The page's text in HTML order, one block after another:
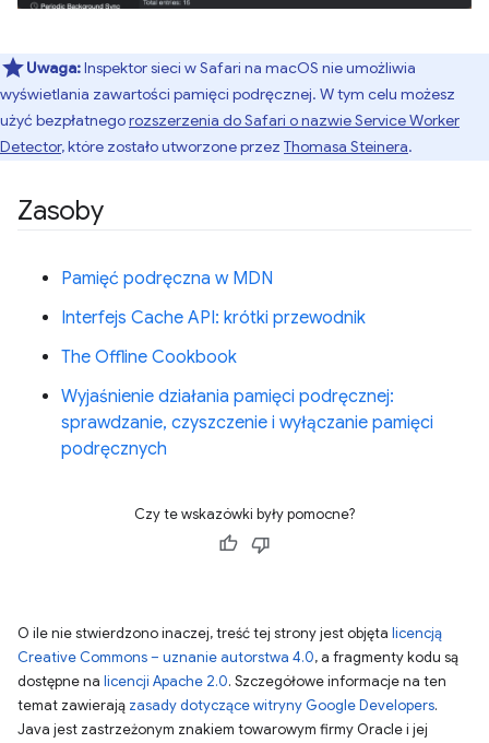
Uwaga:Inspektor sieci w Safari na macOS nie umożliwia
wyświetlania zawartości pamięci podręcznej. W tym celu możesz
użyć bezpłatnegorozszerzenia do Safari o nazwie Service Worker
Detector, które zostało utworzone przez Thomasa Steinera.
Zasoby
Pamięć podręczna w MDN
Interfejs Cache API: krótki przewodnik
The Offline Cookbook
Wyjaśnienie działania pamięci podręcznej:
sprawdzanie, czyszczenie i wyłączanie pamięci
podręcznych
Czy te wskazówki były pomocne?
O ile nie stwierdzono inaczej, treść tej strony jest objęta licencją
Creative Commons – uznanie autorstwa 4.0, a fragmenty kodu są
dostępne na licencji Apache 2.0. Szczegółowe informacje na ten
temat zawierają zasady dotyczące witryny Google Developers.
Java jest zastrzeżonym znakiem towarowym firmy Oracle i jej